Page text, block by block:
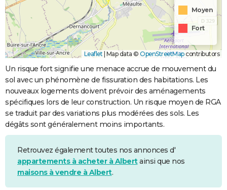
Moyen
Fort
Leaflet Map data © OpenStreetMapcontributors
Un risque fort signifie une menace accrue de mouvement du
sol avec un phénomène de fissuration des habitations. Les
nouveaux logements doivent prévoir des aménagements
spécifiques lors de leur construction. Un risque moyen de RGA
se traduit par des variations plus modérées des sols. Les
dégâts sont généralement moins importants.
Retrouvez également toutes nos annonces d'
appartements à acheter à Albertainsi que nos
maisons à vendre à Albert.